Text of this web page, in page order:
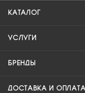
КАТАЛОГ
УСЛУГИ
БРЕНДЫ
ДОСТАВКА И ОПЛАТА